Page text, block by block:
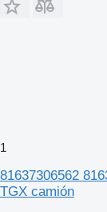
1
81637306562
TGX camión